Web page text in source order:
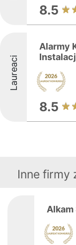
8.5
Laureaci
Alarmy
8.5
Inne firmy